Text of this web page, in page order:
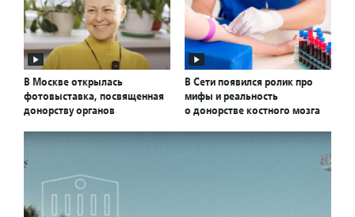
В Москве открылась
фотовыставка, посвященная
донорству органов
В Сети появился ролик про
мифы и реальность
о донорстве костного мозга